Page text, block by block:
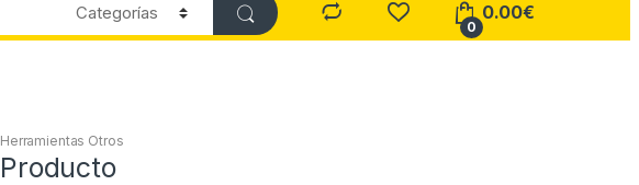
0
0.00€
Herramientas Otros
Producto